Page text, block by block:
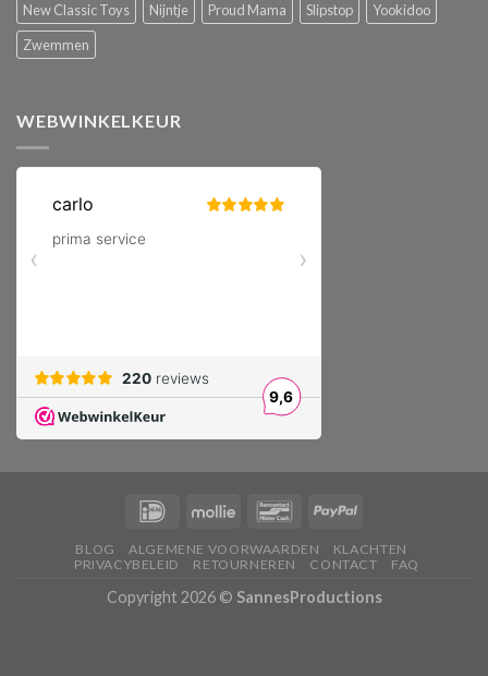
New Classic Toys
Nijntje Proud Mama Slipstop
Yookidoo
Zwemmen
WEBWINKELKEUR
BLOG ALGEMENE VOORWAARDEN
KLACHTEN
PRIVACYBELEID
RETOURNEREN CONTACT FAQ
Copyright 2026 © SannesProductions